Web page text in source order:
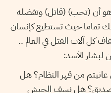
هو أن (تحب) (قاتل) وتفضله
تماما حيث تستطيع كإنسان
كل آلات القتل في العالم ..
لبشار الأسد:
من قهر النظام؟ هل
صديق؟ هل نسف الجيش